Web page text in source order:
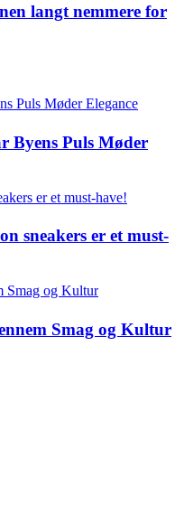
langt nemmere for
Byens Puls Møder
sneakers er et must-
Smag og Kultur